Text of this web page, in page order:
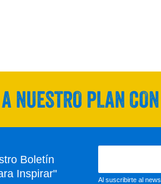
NUESTRO PLAN
Boletín
Inspirar"
Al suscribirte al